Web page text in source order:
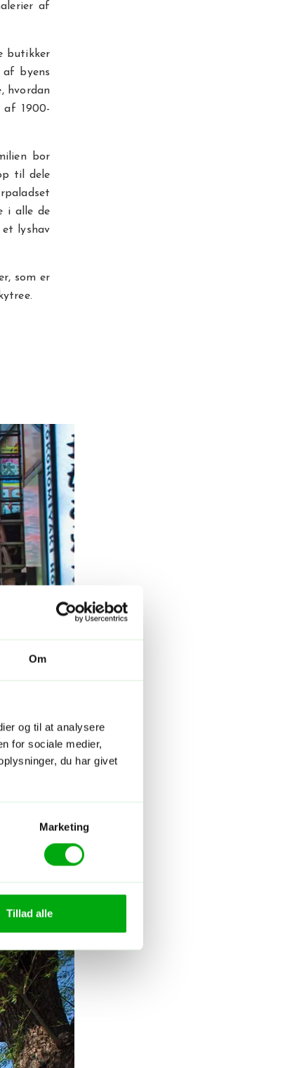
Om
og til at analysere
for sociale medier,
du har givet
Marketing
Tillad alle
af
butikker
byens
hvordan
1900-
bor
til dele
i alle de
et lyshav
som er